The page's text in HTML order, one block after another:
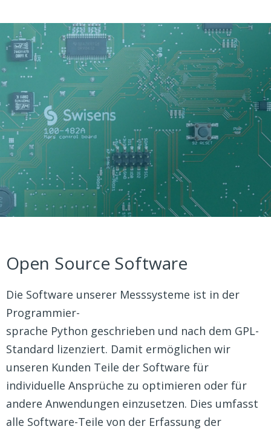
Open Source Software
Die Software unserer Messsysteme ist in der
Programmier-
sprache Python geschrieben und nach dem GPL-
Standard lizenziert. Damit ermöglichen wir
unseren Kunden Teile der Software für
individuelle Ansprüche zu optimieren oder für
andere Anwendungen einzusetzen. Dies umfasst
alle Software-Teile von der Erfassung der